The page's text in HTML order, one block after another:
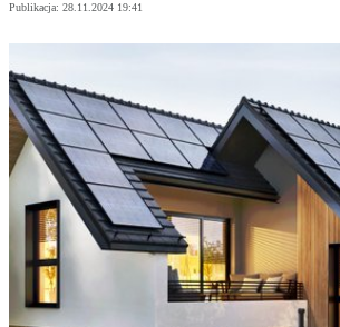
Publikacja: 28.11.2024 19:41